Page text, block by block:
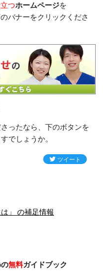
つホームページを
バナーをクリックくださ
ったなら、下のボタンを
すでしょうか。
」 の補足情報
無料ガイドブック